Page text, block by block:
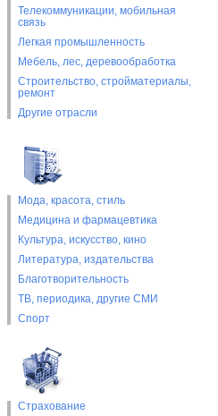
Телекоммуникации, мобильная
связь
Легкая промышленность
Мебель, лес, деревообработка
Строительство, стройматериалы,
ремонт
Другие отрасли
Мода, красота, стиль
Медицина и фармацевтика
Культура, искусство, кино
Литература, издательства
Благотворительность
ТВ, периодика, другие СМИ
Спорт
Страхование